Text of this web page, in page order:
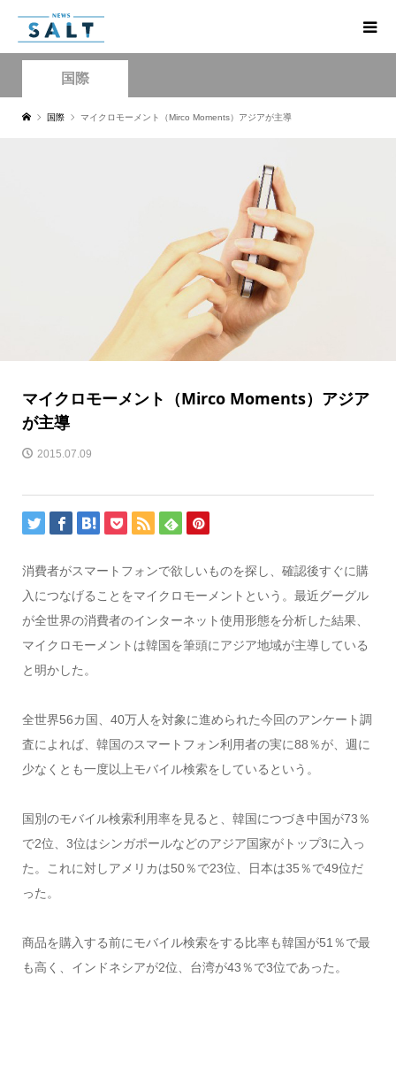
国際
国際 マイクロモーメント（Mirco Moments）アジアが主導
マイクロモーメント（Mirco Moments）アジア
が主導
2015.07.09
消費者がスマートフォンで欲しいものを探し、確認後すぐに購
入につなげることをマイクロモーメントという。最近グーグル
が全世界の消費者のインターネット使用形態を分析した結果、
マイクロモーメントは韓国を筆頭にアジア地域が主導している
と明かした。
全世界56カ国、40万人を対象に進められた今回のアンケート調
査によれば、韓国のスマートフォン利用者の実に88％が、週に
少なくとも一度以上モバイル検索をしているという。
国別のモバイル検索利用率を見ると、韓国につづき中国が73％
で2位、3位はシンガポールなどのアジア国家がトップ3に入っ
た。これに対しアメリカは50％で23位、日本は35％で49位だ
った。
商品を購入する前にモバイル検索をする比率も韓国が51％で最
も高く、インドネシアが2位、台湾が43％で3位であった。